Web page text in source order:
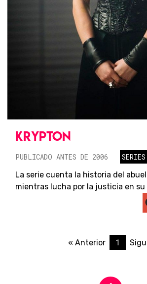
KRYPTON
PUBLICADO ANTES DE 2006
SERIES
La serie cuenta la historia del
mientras lucha por la justicia en
« Anterior 1